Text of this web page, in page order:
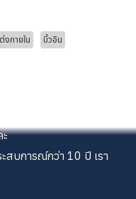
งภายใน บิ้วอิน
สบการณ์กว่า 10 ปี เรา